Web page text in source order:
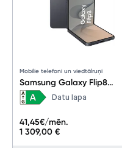
Mobilie telefoni un viedtālruņi
Samsung Galaxy Flip8
12+256GB Graphite
Datu lapa
1 309,00 €
41,45€/mēn.